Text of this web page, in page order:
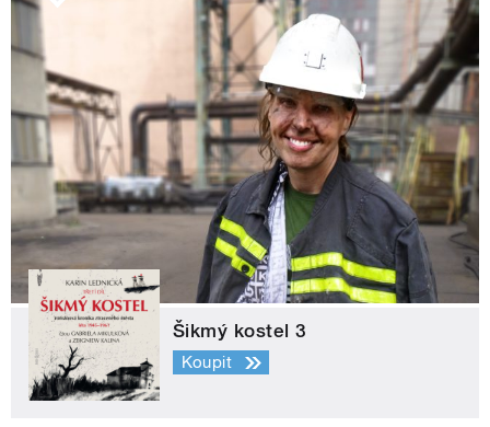
Šikmý kostel 3
Koupit